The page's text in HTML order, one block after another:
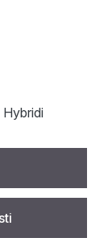
, Hybridi